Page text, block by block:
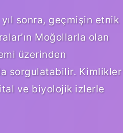
sonra, geçmişin etnik
Moğollarla olan
üzerinden
sorgulatabilir. Kimlikler
ve biyolojik izlerle